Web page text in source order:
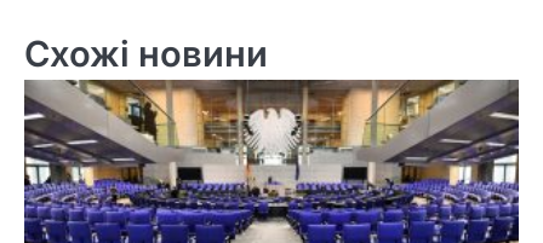
Схожі новини